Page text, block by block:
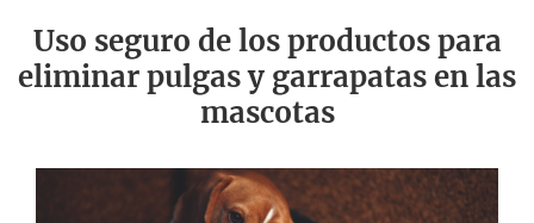
Uso seguro de los productos para
eliminar pulgas y garrapatas en las
mascotas